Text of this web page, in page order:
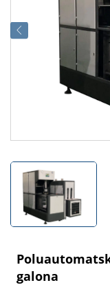
galona